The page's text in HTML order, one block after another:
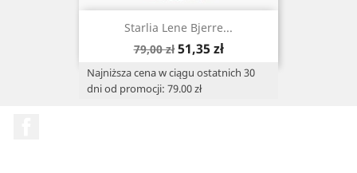
Starlia Lene Bjerre...
Cena
79,00 zł Cena
51,35 zł
Najniższa cena w ciągu ostatnich 30
dni od promocji: 79.00 zł